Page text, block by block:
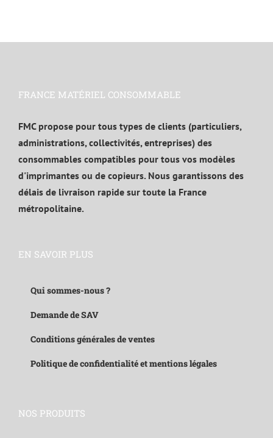
FRANCE MATÉRIEL CONSOMMABLE
FMC propose pour tous types de clients (particuliers,
administrations, collectivités, entreprises) des
consommables compatibles pour tous vos modèles
d'imprimantes ou de copieurs. Nous garantissons des
délais de livraison rapide sur toute la France
métropolitaine.
EN SAVOIR PLUS
Qui sommes-nous ?
Demande de SAV
Conditions générales de ventes
Politique de confidentialité et mentions légales
NOS PRODUITS